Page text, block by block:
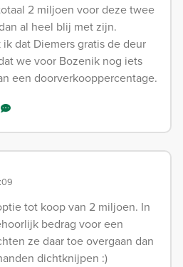
2 miljoen voor deze twee
al heel blij met zijn.
dat Diemers gratis de deur
we voor Bozenik nog iets
een doorverkooppercentage.
tot koop van 2 miljoen. In
bedrag voor een
ze daar toe overgaan dan
dichtknijpen :)